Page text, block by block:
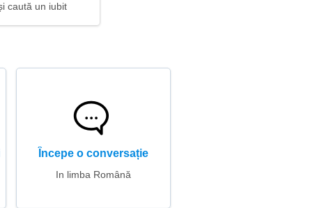
caută un iubit
Începe o conversație
In limba Română